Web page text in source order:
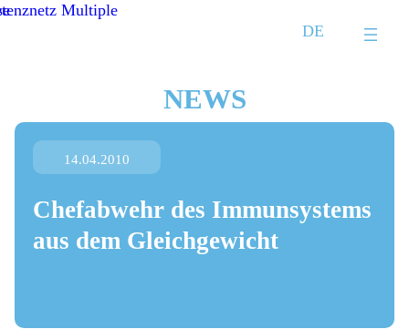
Zum
NEWS
14.04.2010
Chefabwehr des Immunsystems
aus dem Gleichgewicht
DE